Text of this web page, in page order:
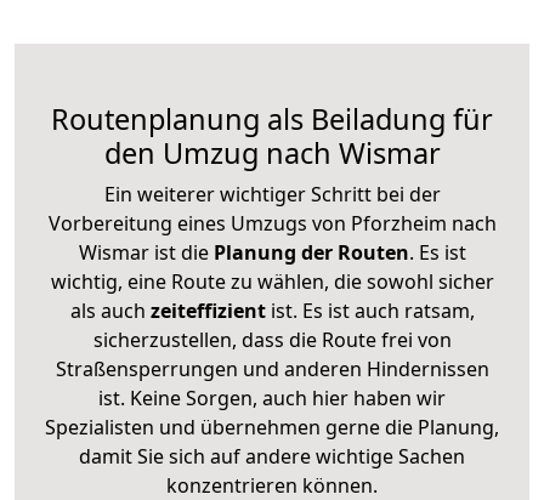
Routenplanung als Beiladung für
den Umzug nach Wismar
Ein weiterer wichtiger Schritt bei der
Vorbereitung eines Umzugs von Pforzheim nach
Wismar ist diePlanung der Routen. Es ist
wichtig, eine Route zu wählen, die sowohl sicher
als auch zeiteffizientist. Es ist auch ratsam,
sicherzustellen, dass die Route frei von
Straßensperrungen und anderen Hindernissen
ist. Keine Sorgen, auch hier haben wir
Spezialisten und übernehmen gerne die Planung,
damit Sie sich auf andere wichtige Sachen
konzentrieren können.